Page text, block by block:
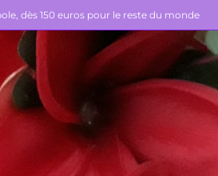
dès 150 euros pour le reste du monde